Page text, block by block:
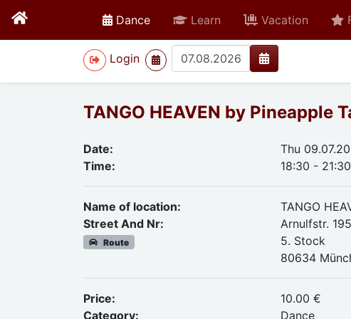
Danceactive Learn Vacation
Login
>
TANGO HEAVEN by Pineapple
Date:
Thu
Time:
18:30 - 21:30
Name of location:
TANGO
Street And Nr:
Route
Arnulfstr. 195
5. Stock
80634
Price:
10.00 €
Category:
Dance